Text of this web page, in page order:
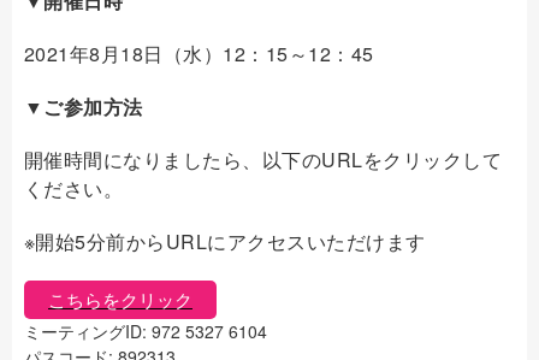
2021年8月18日（水）12：15～12：45
▼ご参加方法
開催時間になりましたら、以下のURLをクリックして
ください。
※開始5分前からURLにアクセスいただけます
こちらをクリック
ミーティングID: 972 5327 6104